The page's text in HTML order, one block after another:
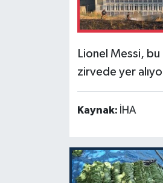
Lionel Messi, bu
zirvede yer
Kaynak: İHA